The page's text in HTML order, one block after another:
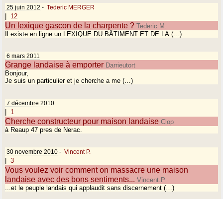
25 juin 2012 - Tederic MERGER
12
Un lexique gascon de la charpente ? Tederic M.
Il existe en ligne un LEXIQUE DU BÂTIMENT ET DE LA (…)
6 mars 2011
Grange landaise à emporter Darrieutort
Bonjour,
Je suis un particulier et je cherche a me (…)
7 décembre 2010
1
Cherche constructeur pour maison landaise Clop
à Reaup 47 pres de Nerac.
30 novembre 2010 - Vincent P.
3
Vous voulez voir comment on massacre une maison
landaise avec des bons sentiments... Vincent.P
...et le peuple landais qui applaudit sans discernement (…)